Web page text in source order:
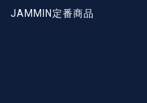
JAMMIN定番商品